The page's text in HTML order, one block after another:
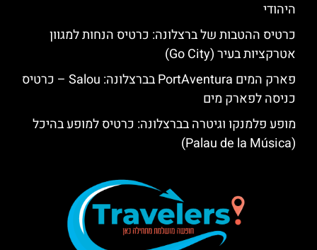
היהודי
כרטיס ההטבות של ברצלונה: כרטיס הנחות למגוון
אטרקציות בעיר (Go City)
פארק המים PortAventura בברצלונה: Salou – כרטיס
כניסה לפארק מים
מופע פלמנקו וגיטרה בברצלונה: כרטיס למופע בהיכל
(Palau de la Música)